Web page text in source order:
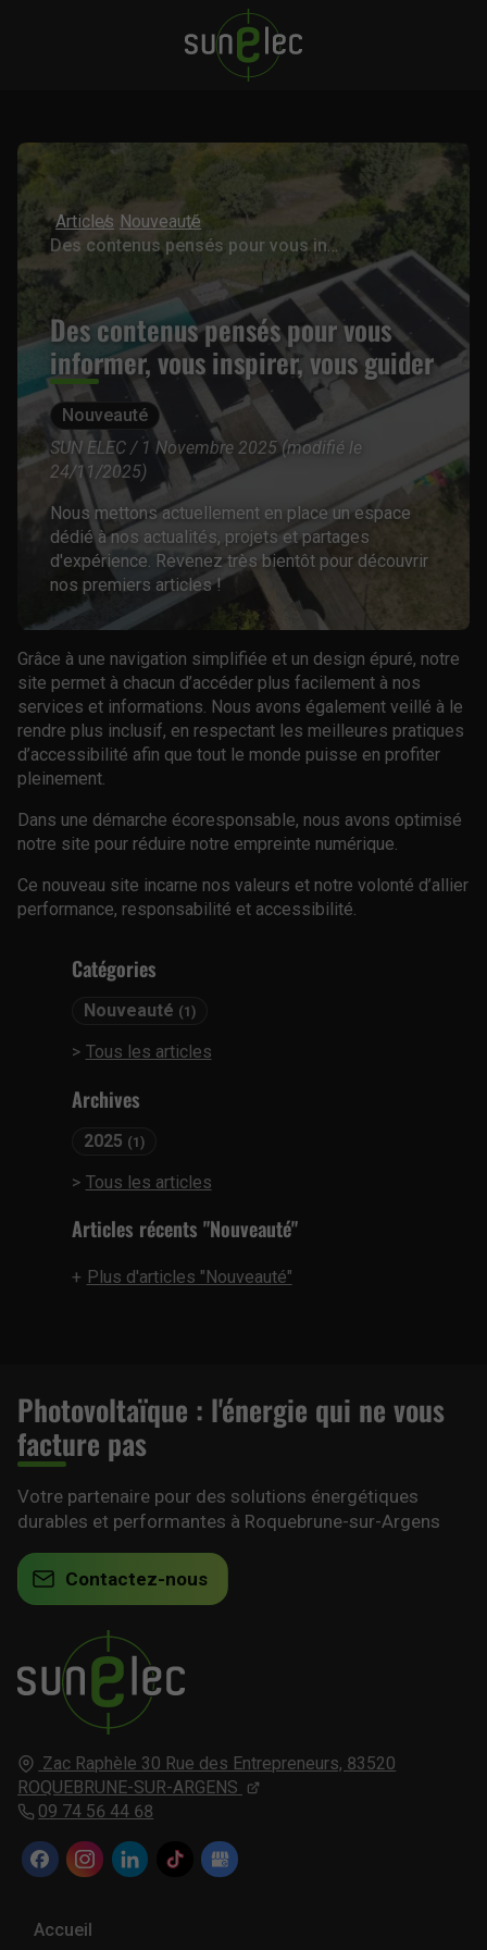
Catégories
Nouveauté (1)
Tous les articles
Archives
2025 (1)
Tous les articles
Articles récents "Nouveauté"
Plus d'articles "Nouveauté"
Articles Nouveauté
Des contenus pensés pour vous informer, vous inspirer, vous guider
Des contenus pensés pour vous
informer, vous inspirer, vous guider
Nouveauté
SUN ELEC / 1 Novembre 2025 (modifié le
24/11/2025)
Nous mettons actuellement en place un espace
dédié à nos actualités, projets et partages
d'expérience. Revenez très bientôt pour découvrir
nos premiers articles !
Grâce à une navigation simplifiée et un design épuré, notre
site permet à chacun d’accéder plus facilement à nos
services et informations. Nous avons également veillé à le
rendre plus inclusif, en respectant les meilleures pratiques
d’accessibilité afin que tout le monde puisse en profiter
pleinement.
Dans une démarche écoresponsable, nous avons optimisé
notre site pour réduire notre empreinte numérique.
Ce nouveau site incarne nos valeurs et notre volonté d’allier
performance, responsabilité et accessibilité.
Zac Raphèle 30 Rue des Entrepreneurs, 83520
ROQUEBRUNE-SUR-ARGENS
09 74 56 44 68
Accueil
Photovoltaïque : l'énergie qui ne vous
facture pas
Votre partenaire pour des solutions énergétiques
durables et performantes à Roquebrune-sur-Argens
Contactez-nous